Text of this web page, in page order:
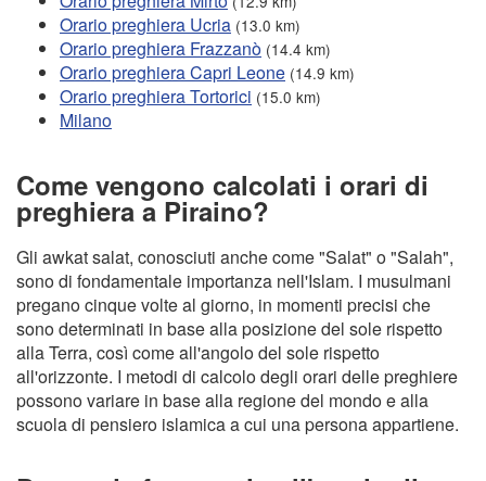
Orario preghiera Ucria (13.0 km)
Orario preghiera Frazzanò (14.4 km)
Orario preghiera Capri Leone (14.9 km)
Orario preghiera Tortorici (15.0 km)
Milano
Come vengono calcolati i orari di
preghiera a Piraino?
Gli awkat salat, conosciuti anche come "Salat" o "Salah",
sono di fondamentale importanza nell'Islam. I musulmani
pregano cinque volte al giorno, in momenti precisi che
sono determinati in base alla posizione del sole rispetto
alla Terra, così come all'angolo del sole rispetto
all'orizzonte. I metodi di calcolo degli orari delle preghiere
possono variare in base alla regione del mondo e alla
scuola di pensiero islamica a cui una persona appartiene.